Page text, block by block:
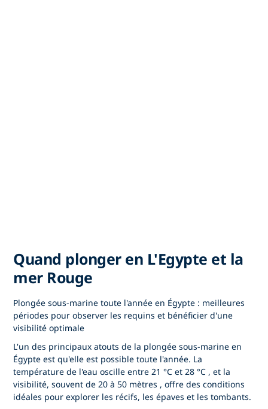
Quand plonger en L'Egypte et la
mer Rouge
Plongée sous-marine toute l'année en Égypte : meilleures
périodes pour observer les requins et bénéficier d'une
visibilité optimale
L'un des principaux atouts de la plongée sous-marine en
Égypte est qu'elle est possible toute l'année. La
température de l'eau oscille entre21 °C et 28 °C , et la
visibilité, souvent de20 à 50 mètres , offre des conditions
idéales pour explorer les récifs, les épaves et les tombants.